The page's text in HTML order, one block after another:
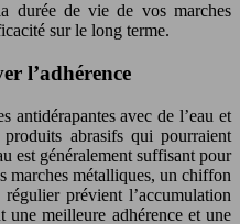
durée de vie de vos marches
sur le long terme.
l’adhérence
antidérapantes avec de l’eau et
abrasifs qui pourraient
est généralement suffisant pour
marches métalliques, un chiffon
prévient l’accumulation
une meilleure adhérence et une